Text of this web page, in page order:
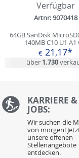
Verfügbar
Artnr: 9070418
64GB SanDisk
140MB C10 U1 A1
€ 21,17*
über 1.730
KARRIERE &
JOBS:
Wir suchen die
von morgen!
unsere offenen
Stellenangebote
entdecken.